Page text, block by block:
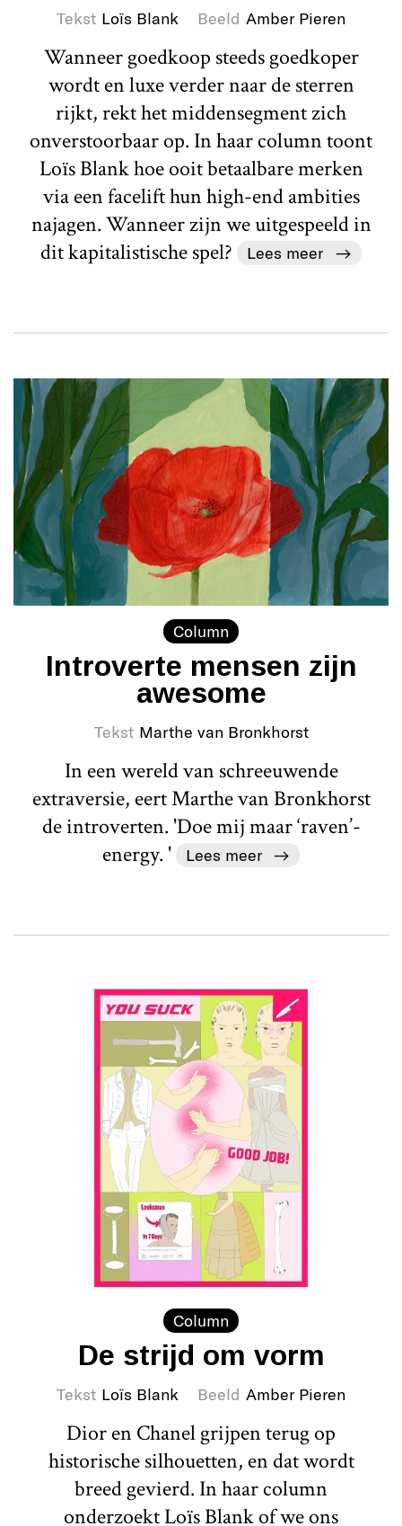
Tekst Loïs Blank Beeld Amber Pieren
Wanneer goedkoop steeds goedkoper
wordt en luxe verder naar de sterren
rijkt, rekt het middensegment zich
onverstoorbaar op. In haar column toont
Loïs Blank hoe ooit betaalbare merken
via een facelift hun high-end ambities
najagen. Wanneer zijn we uitgespeeld in
dit kapitalistische spel?
Lees meer
Column
Introverte mensen zijn
awesome
Tekst Marthe van Bronkhorst
In een wereld van schreeuwende
extraversie, eert Marthe van Bronkhorst
de introverten. 'Doe mij maar ‘raven’-
energy. '
Lees meer
Column
De strijd om vorm
Tekst Loïs Blank Beeld Amber Pieren
Dior en Chanel grijpen terug op
historische silhouetten, en dat wordt
breed gevierd. In haar column
onderzoekt Loïs Blank of we ons